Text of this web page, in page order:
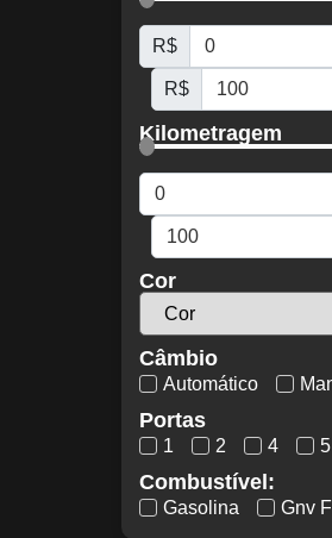
R$
R$
Kilometragem
Cor
Câmbio
Automático
Portas
1 2 4 5
Combustível:
Gasolina Gnv